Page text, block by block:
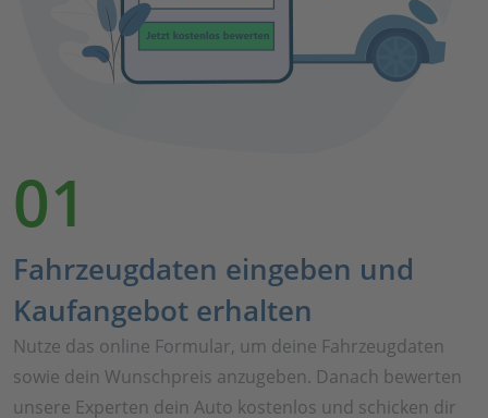
01
Fahrzeugdaten eingeben und
Kaufangebot erhalten
Nutze das online Formular, um deine Fahrzeugdaten
sowie dein Wunschpreis anzugeben. Danach bewerten
unsere Experten dein Auto kostenlos und schicken dir